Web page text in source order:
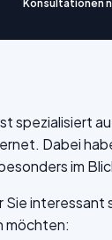
Konsultationen
spezialisiert
Dabei
im
interessant
möchten: